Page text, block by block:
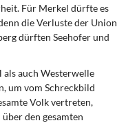
Für Merkel dürfte es
die Verluste der Union
dürften Seehofer und
als auch Westerwelle
um vom Schreckbild
Volk vertreten,
den gesamten